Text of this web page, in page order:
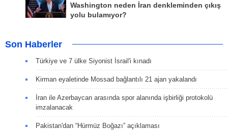
Washington neden İran denkleminden çıkış
yolu bulamıyor?
Son Haberler
Türkiye ve 7 ülke Siyonist İsrail'i kınadı
Kirman eyaletinde Mossad bağlantılı 21 ajan yakalandı
İran ile Azerbaycan arasında spor alanında işbirliği protokolü
imzalanacak
Pakistan'dan “Hürmüz Boğazı” açıklaması